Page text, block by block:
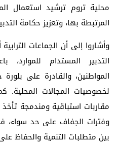
محلية تروم ترشيد استعمال
المرتبطة بها، وتعزيز حكامة
وأشاروا إلى أن الجماعات
التدبير المستدام للموارد،
المواطنين، والقادرة على
لخصوصيات المجالات المحلية.
مقاربات استباقية ومندمجة تأخذ
وفترات الجفاف على حد
بين متطلبات التنمية والحفاظ